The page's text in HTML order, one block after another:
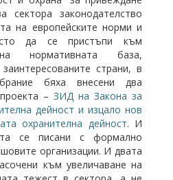
сектора законодателство
на европейските норми и
да се пристъпи към
нормативната база,
страни, в
бяха внесени два
– ЗИД на Закона за
дейност и изцало нов
охранителна дейност. И
се писани с формално
организации. И двата
към увеличаване на